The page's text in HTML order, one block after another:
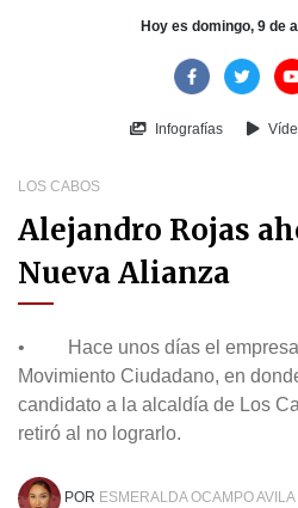
Hoy es domingo, 9 de
Infografías
LOS CABOS
Alejandro Rojas
Nueva Alianza
• Hace unos días el
Movimiento Ciudadano, en
candidato a la alcaldía de Los
retiró al no lograrlo.
POR ESMERALDA OCAMPO AVILA